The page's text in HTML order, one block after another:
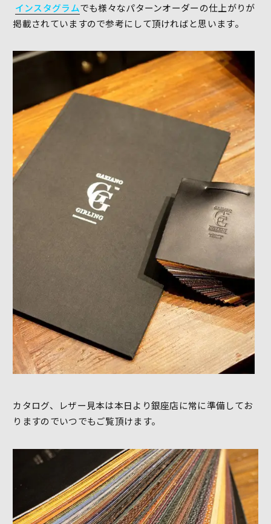
インスタグラムでも様々なパターンオーダーの仕上がりが
掲載されていますので参考にして頂ければと思います。
カタログ、レザー見本は本日より銀座店に常に準備してお
りますのでいつでもご覧頂けます。